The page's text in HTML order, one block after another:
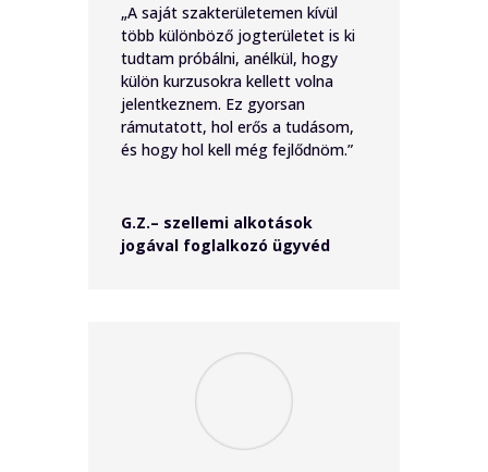
„A saját szakterületemen kívül
több különböző jogterületet is ki
tudtam próbálni, anélkül, hogy
külön kurzusokra kellett volna
jelentkeznem. Ez gyorsan
rámutatott, hol erős a tudásom,
és hogy hol kell még fejlődnöm.”
G.Z.– szellemi alkotások
jogával foglalkozó ügyvéd